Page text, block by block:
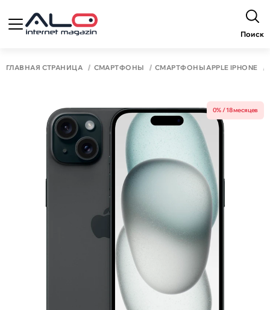
Поиск
ГЛАВНАЯ СТРАНИЦА СМАРТФОНЫ СМАРТФОНЫ APPLE IPHONE
0% / 18 месяцев